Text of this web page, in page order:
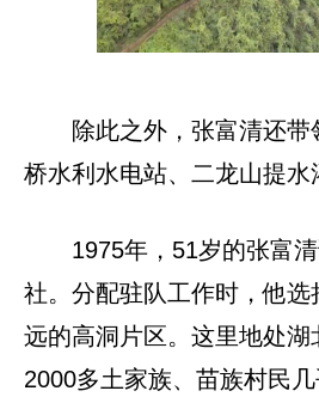
除此之外，张富清还
桥水利水电站、二龙山提水
1975年，51岁的张富
社。分配驻队工作时，他选
远的高洞片区。这里地处湖
2000多土家族、苗族村民